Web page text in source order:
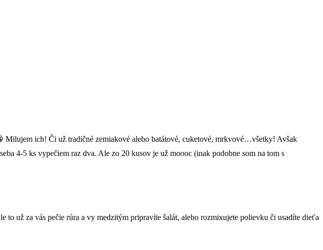
Milujem ich! Či už tradičné zemiakové alebo batátové, cuketové, mrkvové…všetky! Avšak
4-5 ks vypečiem raz dva. Ale zo 20 kusov je už moooc (inak podobne som na tom s
to už za vás pečie rúra a vy medzitým pripravíte šalát, alebo rozmixujete polievku či usadíte dieťa